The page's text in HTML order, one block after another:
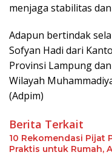
menjaga stabilitas
Adapun bertindak
Sofyan Hadi dari
Provinsi Lampung
Wilayah
(Adpim)
Berita Terkait
10 Rekomendasi Pijat
Praktis untuk Rumah,